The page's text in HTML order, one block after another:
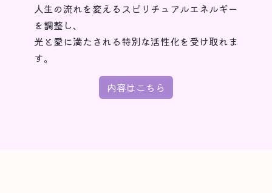
人生の流れを変えるスピリチュアルエネルギー
を調整し、
光と愛に満たされる特別な活性化を受け取れま
す。
内容はこちら